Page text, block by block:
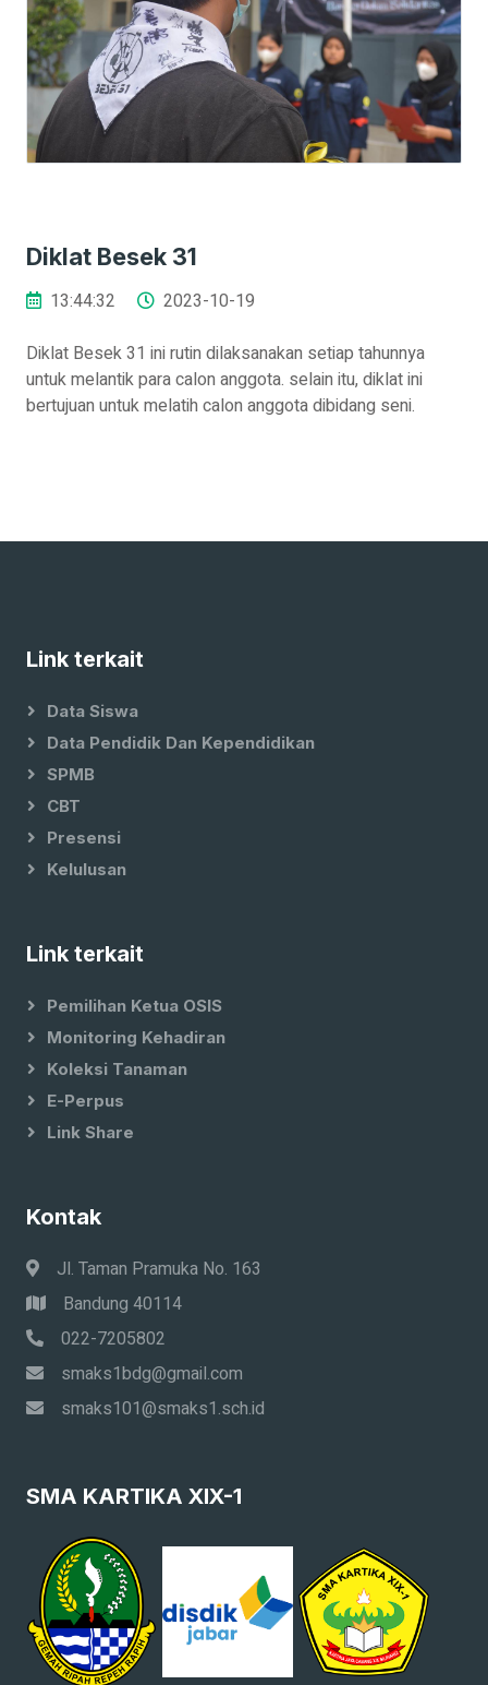
Diklat Besek 31
13:44:32
2023-10-19
Diklat Besek 31 ini rutin dilaksanakan setiap tahunnya
untuk melantik para calon anggota. selain itu, diklat ini
bertujuan untuk melatih calon anggota dibidang seni.
Link terkait
Data Siswa
Data Pendidik Dan Kependidikan
SPMB
CBT
Presensi
Kelulusan
Link terkait
Pemilihan Ketua OSIS
Monitoring Kehadiran
Koleksi Tanaman
E-Perpus
Link Share
Kontak
Jl. Taman Pramuka No. 163
Bandung 40114
022-7205802
smaks1bdg@gmail.com
smaks101@smaks1.sch.id
SMA KARTIKA XIX-1